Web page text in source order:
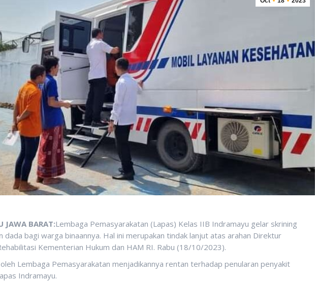
JAWA BARAT:Lembaga Pemasyarakatan (Lapas) Kelas IIB Indramayu gelar skrining
bagi warga binaannya. Hal ini merupakan tindak lanjut atas arahan Direktur
Kementerian Hukum dan HAM RI. Rabu (18/10/2023).
Lembaga Pemasyarakatan menjadikannya rentan terhadap penularan penyakit
Indramayu.